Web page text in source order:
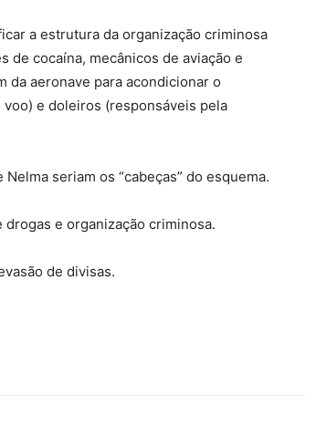
a estrutura da organização criminosa
de cocaína, mecânicos de aviação e
da aeronave para acondicionar o
e doleiros (responsáveis pela
seriam os “cabeças” do esquema.
e organização criminosa.
de divisas.